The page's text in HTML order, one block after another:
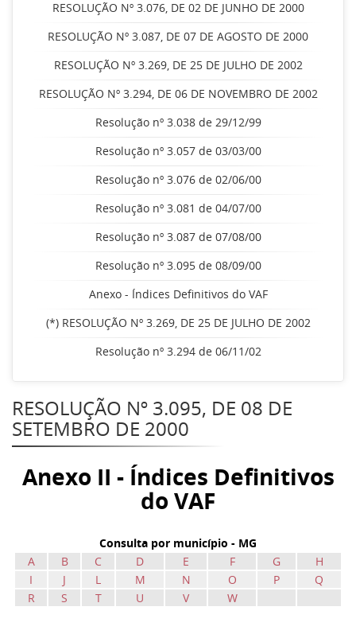
RESOLUÇÃO Nº 3.076, DE 02 DE JUNHO DE 2000
RESOLUÇÃO Nº 3.087, DE 07 DE AGOSTO DE 2000
RESOLUÇÃO Nº 3.269, DE 25 DE JULHO DE 2002
RESOLUÇÃO Nº 3.294, DE 06 DE NOVEMBRO DE 2002
Resolução nº 3.038 de 29/12/99
Resolução nº 3.057 de 03/03/00
Resolução nº 3.076 de 02/06/00
Resolução nº 3.081 de 04/07/00
Resolução nº 3.087 de 07/08/00
Resolução nº 3.095 de 08/09/00
Anexo - Índices Definitivos do VAF
(*) RESOLUÇÃO Nº 3.269, DE 25 DE JULHO DE 2002
Resolução nº 3.294 de 06/11/02
RESOLUÇÃO Nº 3.095, DE 08 DE
SETEMBRO DE 2000
Anexo II - Índices Definitivos
do VAF
Consulta por município - MG
A
B C D E F G
H
I
J L M N O P
Q
R
S T U V W